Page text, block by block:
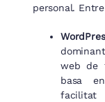
personal.
web de
basa